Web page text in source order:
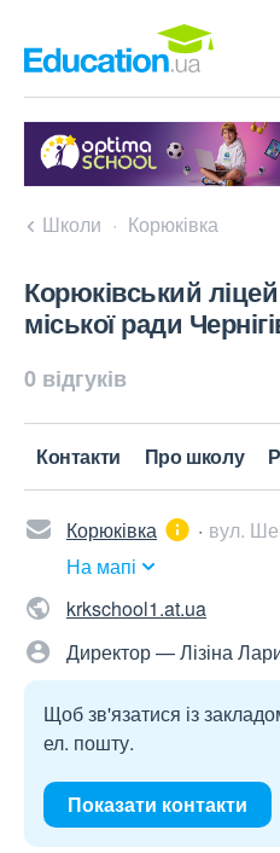
Школи Корюківка
Корюківський
міської ради
0 відгуків
Контакти Про школу
Корюківка
вул.
На мапі
krkschool1.at.ua
Директор — Лізіна
Щоб зв'язатися із
ел. пошту.
Показати контакти